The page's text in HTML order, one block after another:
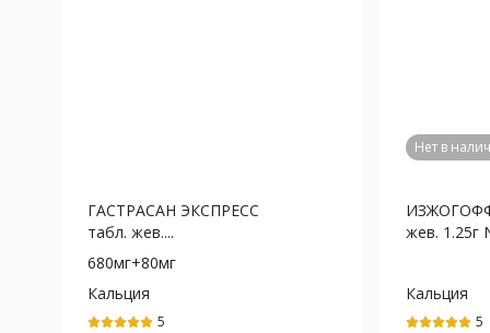
ГАСТРАСАН ЭКСПРЕСС
табл. жев....
680мг+80мг
Кальция
карбонат+Магния
5
Нет в
жев. 1.25г
Кальция
5